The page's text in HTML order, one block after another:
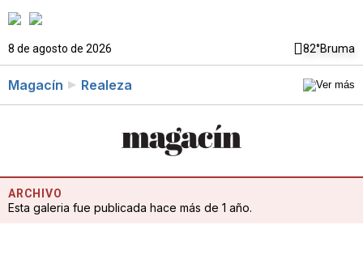
8 de agosto de 2026 82°Bruma
Magacín Realeza
ARCHIVO
Esta galeria fue publicada hace más de 1 año.